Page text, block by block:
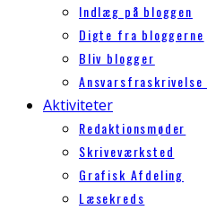
Indlæg på bloggen
Digte fra bloggerne
Bliv blogger
Ansvarsfraskrivelse
Aktiviteter
Redaktionsmøder
Skriveværksted
Grafisk Afdeling
Læsekreds